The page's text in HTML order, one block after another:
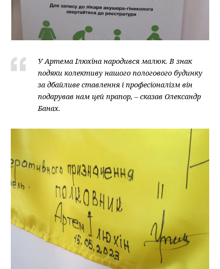
У Артема Ілюхіна народився малюк. В знак
подяки колективу нашого пологового будинку
за дбайливе ставлення і професіоналізм він
подарував нам цей прапор, – сказав Олександр
Банах.